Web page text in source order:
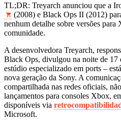
TL;DR: Treyarch anunciou que a
(2008) e Black Ops II (2012)
nenhum detalhe sobre versões
comunidade.
A desenvolvedora Treyarch,
Black Ops, divulgou na noite de
estúdio especializado em ports –
nova geração da Sony. A
compartilhada nas redes oficiais,
lançamentos para consoles Xbox,
disponíveis via
Microsoft.